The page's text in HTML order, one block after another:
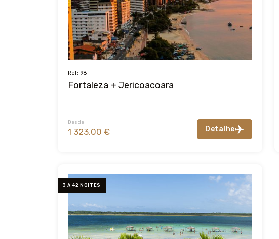
Ref: 98
Fortaleza + Jericoacoara
Desde
1 323,00 € Detalhe
3 A 42 NOITES